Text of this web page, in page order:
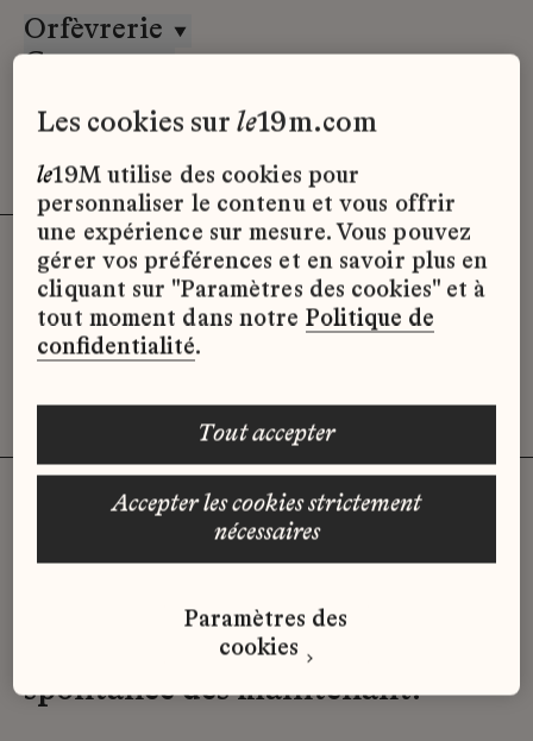
Orfèvrerie
Goossens
Désolé, il semble qu’il n’y ait pas
d’offres d’emploi disponibles pour le
moment.
Vous n'avez pas trouvé d'offre
qui correspond à votre profil ?
Envoyez-nous votre candidature
spontanée dès maintenant.
les cookies surle19m.com
le19M utilise des cookies pour
personnaliser le contenu et vous offrir
une expérience sur mesure. Vous pouvez
gérer vos préférences et en savoir plus en
cliquant sur "Paramètres des cookies" et à
tout moment dans notre Politique de
confidentialité.
accepter les cookies strictement
nécessaires
tout accepter
Paramètres des
cookies